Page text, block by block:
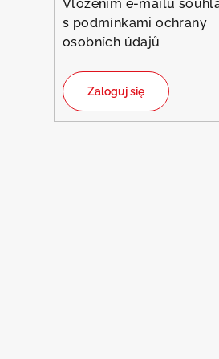
Vložením e-mailu
s podmínkami ochrany
osobních údajů
Zaloguj się